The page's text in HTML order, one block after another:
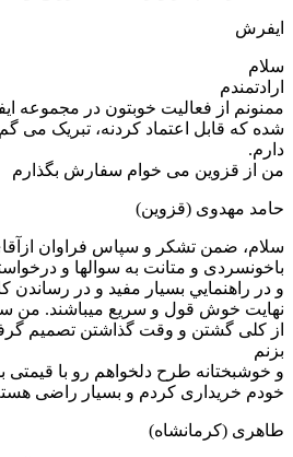
ایفرش
سلام
ارادتمندم
ممنونم از فعالیت خوبتون در مجموعه
شده که قابل اعتماد کردنه، تبریک می
دارم.
من از قزوین می خوام سفارش بگذارم
حامد مهدوی (قزوین)
سلام، ضمن تشکر و سپاس فراوان
باخونسردی و متانت به سوالها و
و در راهنمایي بسیار مفید و در رساندن
نهایت خوش قول و سریع میباشند. من
از کلی گشتن و وقت گذاشتن تصمیم
بزنم
و خوشبختانه طرح دلخواهم رو با قیمتی
خودم خریداری کردم و بسیار راضی
طاهری (کرمانشاه)